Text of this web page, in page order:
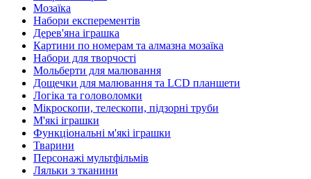
Мозаїка
Набори експерементів
Дерев'яна іграшка
Картини по номерам та алмазна мозаїка
Набори для творчості
Мольберти для малювання
Дощечки для малювання та LCD планшети
Логіка та головоломки
Мікроскопи, телескопи, підзорні труби
М'які іграшки
Функціональні м'які іграшки
Тварини
Персонажі мультфільмів
Ляльки з тканини